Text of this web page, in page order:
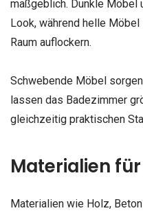
maßgeblich. Dunkle Möbel
Look, während helle
Raum auflockern.
Schwebende Möbel
lassen das Badezimmer
gleichzeitig praktischen
Materialien
Materialien wie Holz,